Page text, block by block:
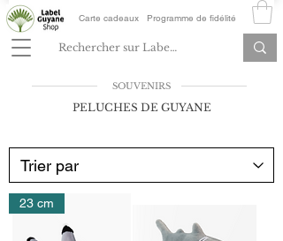
Carte cadeaux Programme de fidélité
SOUVENIRS
PELUCHES DE GUYANE
23 cm